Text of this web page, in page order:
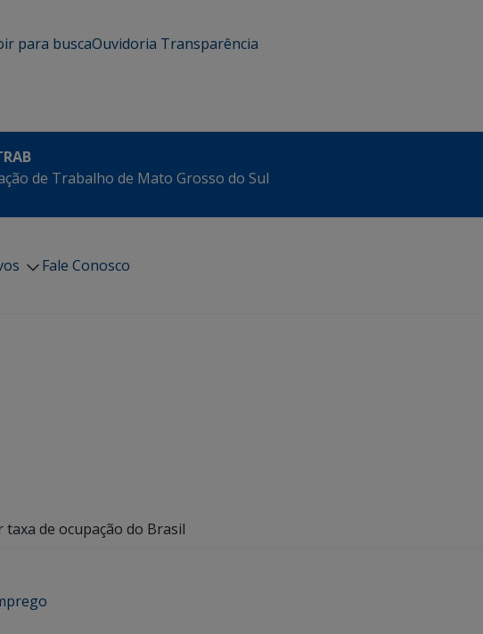
ir para buscaOuvidoria Transparência
de Trabalho de Mato Grosso do Sul
Fale Conosco
de ocupação do Brasil